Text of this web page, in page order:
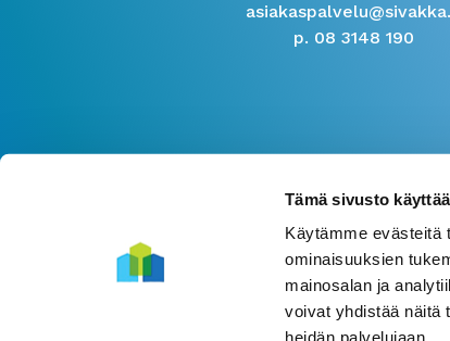
Tämä sivusto
Käytämme evästeitä
ominaisuuksien
mainosalan ja
voivat yhdistää näitä
heidän palvelujaan.
p. 08 3148 190